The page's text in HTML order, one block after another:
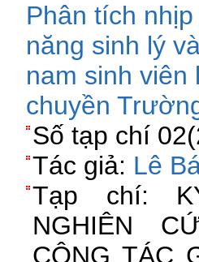
Phân tích
năng sinh lý
nam sinh viên
chuyền
Số tạp chí
Tác giả: Lê
Tạp chí:
NGHIÊN
CÔNG TÁC